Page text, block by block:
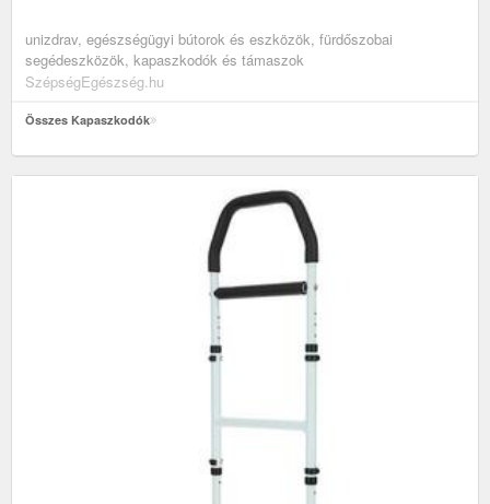
unizdrav, egészségügyi bútorok és eszközök, fürdőszobai
segédeszközök, kapaszkodók és támaszok
SzépségEgészség.hu
Összes Kapaszkodók